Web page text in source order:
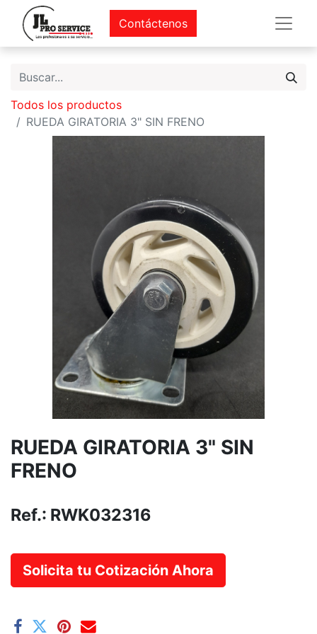
Contáctenos
Todos los productos
RUEDA GIRATORIA 3" SIN FRENO
RUEDA GIRATORIA 3" SIN
FRENO
Ref.: RWK032316
Solicita tu Cotización Ahora